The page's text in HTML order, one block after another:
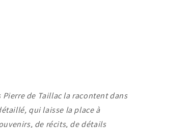
de Taillac la racontent dans
qui laisse la place à
de récits, de détails